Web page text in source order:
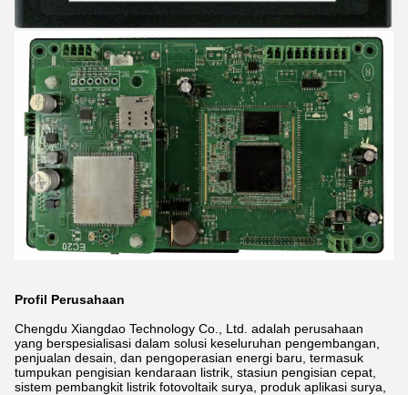
Profil Perusahaan
Chengdu Xiangdao Technology Co., Ltd. adalah perusahaan
yang berspesialisasi dalam solusi keseluruhan pengembangan,
penjualan desain, dan pengoperasian energi baru, termasuk
tumpukan pengisian kendaraan listrik, stasiun pengisian cepat,
sistem pembangkit listrik fotovoltaik surya, produk aplikasi surya,